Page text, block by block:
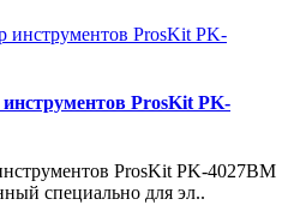
ProsKit PK-
ProsKit PK-4027BM
специально для эл..